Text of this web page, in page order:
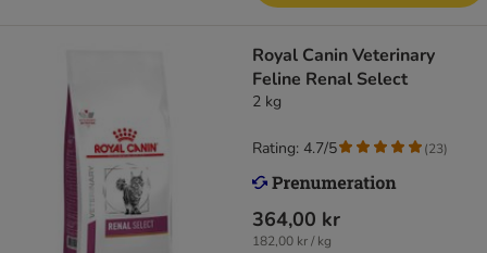
Royal Canin Veterinary
Feline Renal Select
2 kg
364,00 kr
182,00 kr / kg
Rating: 4.7/5 (23)